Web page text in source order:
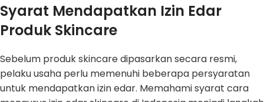
Syarat Mendapatkan Izin Edar
Produk Skincare
Sebelum produk skincare dipasarkan secara resmi,
pelaku usaha perlu memenuhi beberapa persyaratan
untuk mendapatkan izin edar. Memahami syarat cara